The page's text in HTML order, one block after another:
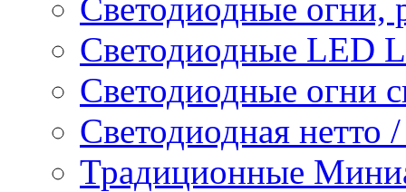
Светодиодные огни,
Светодиодные LED
Светодиодные огни
Светодиодная нетто
Традиционные